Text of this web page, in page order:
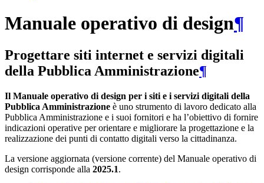
Manuale operativo di design¶
Progettare siti internet e servizi digitali
della Pubblica Amministrazione¶
Il Manuale operativo di design per i siti e i servizi digitali della
Pubblica Amministrazione è uno strumento di lavoro dedicato alla
Pubblica Amministrazione e i suoi fornitori e ha l’obiettivo di fornire
indicazioni operative per orientare e migliorare la progettazione e la
realizzazione dei punti di contatto digitali verso la cittadinanza.
La versione aggiornata (versione corrente) del Manuale operativo di
design corrisponde alla 2025.1.